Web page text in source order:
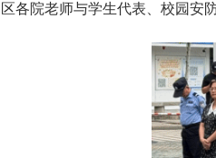
区各院老师与学生代表、校园安